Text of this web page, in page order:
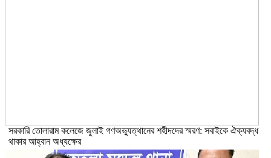
সরকারি তোলারাম কলেজে জুলাই গণঅভ্যুত্থানের শহীদদের স্মরণ: সবাইকে ঐক্যবদ্ধ
থাকার আহ্বান অধ্যক্ষের